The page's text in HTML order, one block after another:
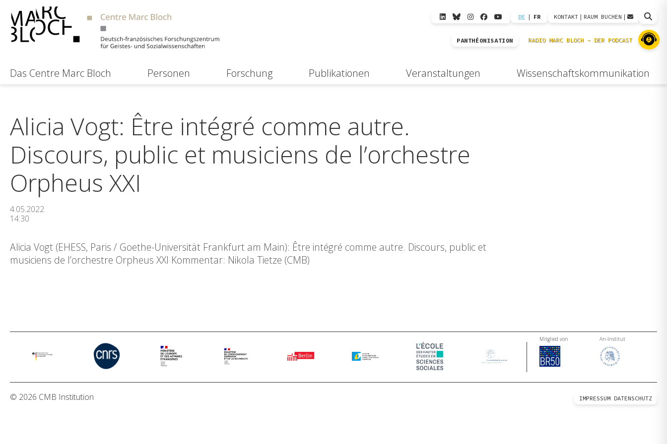
DE | FR KONTAKT | RAUM BUCHEN |
PANTHÉONISATION
Das Centre Marc Bloch Personen Forschung Publikationen Veranstaltungen Wissenschaftskommunikation
Alicia Vogt: Être intégré comme autre.
Discours, public et musiciens de l’orchestre
Orpheus XXI
4.05.2022
14:30
Alicia Vogt (EHESS, Paris / Goethe-Universität Frankfurt am Main): Être intégré comme autre. Discours, public et
musiciens de l’orchestre Orpheus XXI Kommentar: Nikola Tietze (CMB)
Mitglied von An-Institut
© 2026 CMB Institution IMPRESSUM DATENSCHUTZ